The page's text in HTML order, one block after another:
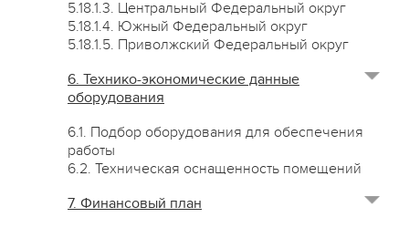
5.18.1.3. Центральный Федеральный округ
5.18.1.4. Южный Федеральный округ
5.18.1.5. Приволжский Федеральный округ
6. Технико-экономические данные
оборудования
6.1. Подбор оборудования для обеспечения
работы
6.2. Техническая оснащенность помещений
7. Финансовый план